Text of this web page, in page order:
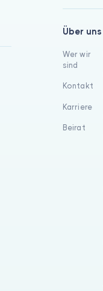
Über uns
Wer wir
sind
Kontakt
Karriere
Beirat